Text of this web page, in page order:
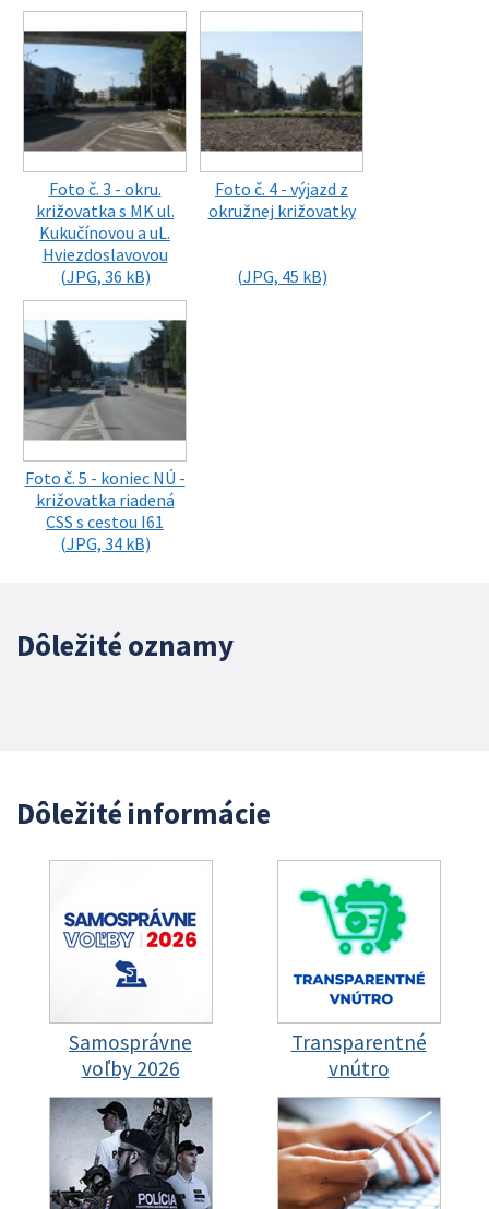
Foto č. 3 - okru.
križovatka s MK ul.
Kukučínovou a uL.
Hviezdoslavovou
(JPG, 36 kB)
Foto č. 4 - výjazd z
okružnej križovatky
(JPG, 45 kB)
Foto č. 5 - koniec NÚ -
križovatka riadená
CSS s cestou I61
(JPG, 34 kB)
Dôležité oznamy
Dôležité informácie
Samosprávne
voľby 2026
Transparentné
vnútro